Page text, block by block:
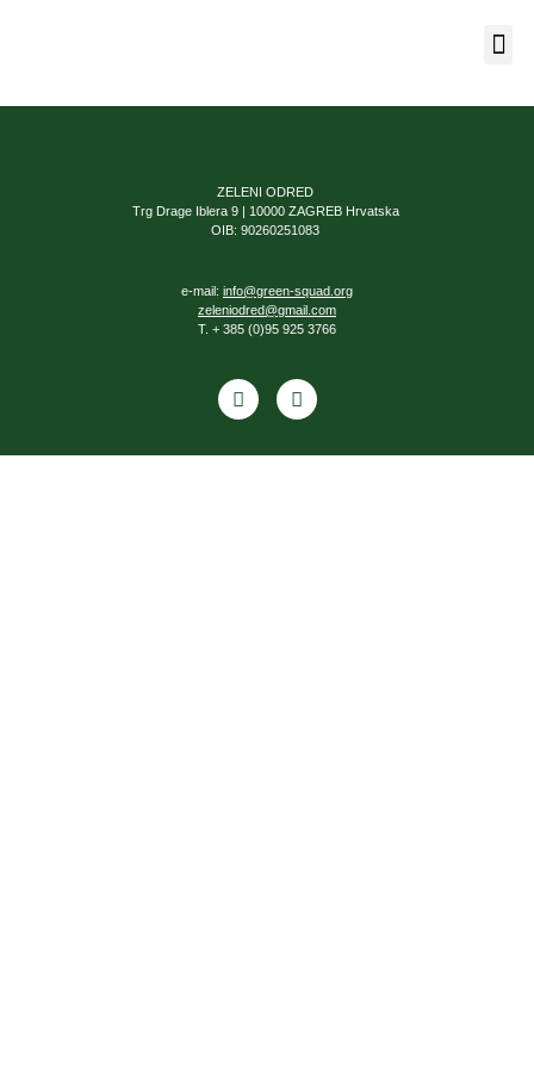
ZELENI ODRED
Trg Drage Iblera 9 | 10000 ZAGREB Hrvatska
OIB: 90260251083
e-mail: info@green-squad.org
zeleniodred@gmail.com
T. + 385 (0)95 925 3766